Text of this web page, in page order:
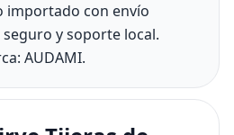
importado con envío
y soporte local.
AUDAMI.